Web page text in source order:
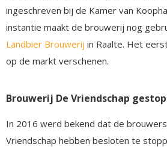
ingeschreven bij de Kamer van
instantie maakt de brouwerij nog
Landbier Brouwerij in Raalte. Het
op de markt verschenen.
Brouwerij De Vriendschap
In 2016 werd bekend dat de
Vriendschap hebben besloten te